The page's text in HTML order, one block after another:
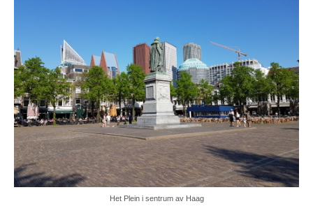
Het Plein i sentrum av Haag